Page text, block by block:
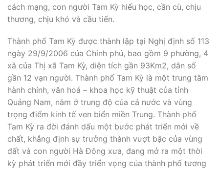
cách mạng, con người Tam Kỳ hiếu học, cần cù, chịu
thương, chịu khó và cầu tiến.
Thành phố Tam Kỳ được thành lập tại Nghị định số 113
ngày 29/9/2006 của Chính phủ, bao gồm 9 phường, 4
xã của Thị xã Tam Kỳ, diện tích gần 93Km2, dân số
gần 12 vạn người. Thành phố Tam Kỳ là một trung tâm
hành chính, văn hoá – khoa học kỹ thuật của tỉnh
Quảng Nam, nằm ở trung độ của cả nước và vùng
trọng điểm kinh tế ven biển miền Trung. Thành phố
Tam Kỳ ra đời đánh dấu một bước phát triển mới về
chất, khẳng định sự trưởng thành vượt bậc của vùng
đất và con người Hà Đông xưa, đang mở ra một thời
kỳ phát triển mới đầy triển vọng của thành phố tương